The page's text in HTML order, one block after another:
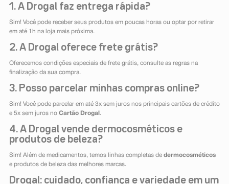
1. A Drogal faz entrega rápida?
Sim! Você pode receber seus produtos em poucas horas ou optar por retirar
em até 1h na loja mais próxima.
2. A Drogal oferece frete grátis?
Oferecemos condições especiais de frete grátis, consulte as regras na
finalização da sua compra.
3. Posso parcelar minhas compras online?
Sim! Você pode parcelar em até 3x sem juros nos principais cartões de crédito
e 5x sem juros no Cartão Drogal .
4. A Drogal vende dermocosméticos e
produtos de beleza?
Sim! Além de medicamentos, temos linhas completas de dermocosméticos
e produtos de beleza das melhores marcas.
Drogal: cuidado, confiança e variedade em um